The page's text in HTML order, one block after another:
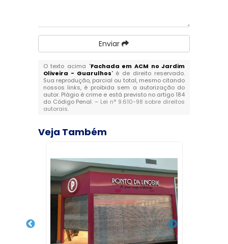
Enviar
O texto acima "Fachada em ACM no Jardim
Oliveira - Guarulhos" é de direito reservado.
Sua reprodução, parcial ou total, mesmo citando
nossos links, é proibida sem a autorização do
autor. Plágio é crime e está previsto no artigo 184
do Código Penal. – Lei n° 9.610-98 sobre direitos
autorais.
Veja Também